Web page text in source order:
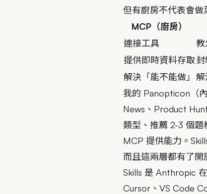
但有廚房不代表會做
MCP（廚房）
連接工具
教
提供即時資料存取
解決「能不能做」 解
我的 Panopticon（
News、Product
類型、推薦 2-3 個
MCP 提供能力。
而且這兩層都有了
Skills 是 Anthropic
Cursor、VS Code